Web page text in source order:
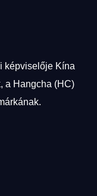
képviselője Kína
a Hangcha (HC)